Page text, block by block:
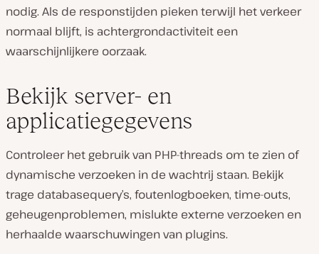
nodig. Als de responstijden pieken terwijl het verkeer
normaal blijft, is achtergrondactiviteit een
waarschijnlijkere oorzaak.
Bekijk server- en
applicatiegegevens
Controleer het gebruik van PHP-threads om te zien of
dynamische verzoeken in de wachtrij staan. Bekijk
trage databasequery’s, foutenlogboeken, time-outs,
geheugenproblemen, mislukte externe verzoeken en
herhaalde waarschuwingen van plugins.